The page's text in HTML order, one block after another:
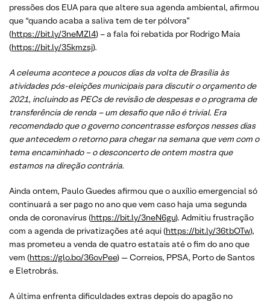
pressões dos EUA para que altere sua agenda ambiental, afirmou
que “quando acaba a saliva tem de ter pólvora”
(https://bit.ly/3neMZl4) – a fala foi rebatida por Rodrigo Maia
(https://bit.ly/35kmzsj).
A celeuma acontece a poucos dias da volta de Brasília às
atividades pós-eleições municipais para discutir o orçamento de
2021, incluindo as PECs de revisão de despesas e o programa de
transferência de renda – um desafio que não é trivial. Era
recomendado que o governo concentrasse esforços nesses dias
que antecedem o retorno para chegar na semana que vem com o
tema encaminhado – o desconcerto de ontem mostra que
estamos na direção contrária.
Ainda ontem, Paulo Guedes afirmou que o auxílio emergencial só
continuará a ser pago no ano que vem caso haja uma segunda
onda de coronavírus (https://bit.ly/3neN6gu). Admitiu frustração
com a agenda de privatizações até aqui (https://bit.ly/36tbOTw),
mas prometeu a venda de quatro estatais até o fim do ano que
vem (https://glo.bo/36ovPee) — Correios, PPSA, Porto de Santos
e Eletrobrás.
A última enfrenta dificuldades extras depois do apagão no